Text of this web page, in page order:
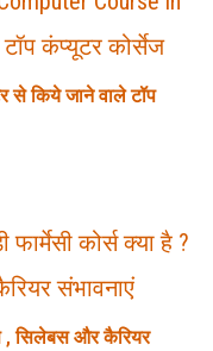
से किये जाने वाले टॉप
, सिलेबस और कैरियर